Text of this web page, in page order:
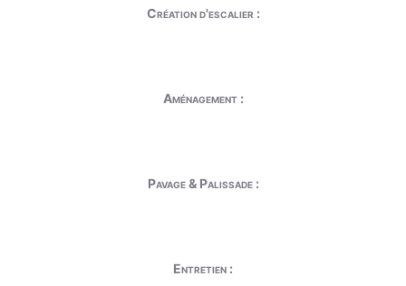
Création d'escalier :
Aménagement :
Pavage & Palissade :
Entretien :